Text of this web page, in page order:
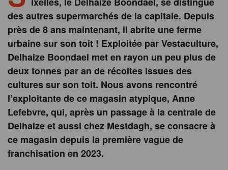
des autres supermarchés de la capitale. Depuis
près de 8 ans maintenant, il abrite une ferme
urbaine sur son toit ! Exploitée par Vestaculture,
Delhaize Boondael met en rayon un peu plus de
deux tonnes par an de récoltes issues des
cultures sur son toit. Nous avons rencontré
l’exploitante de ce magasin atypique, Anne
Lefebvre, qui, après un passage à la centrale de
Delhaize et aussi chez Mestdagh, se consacre à
ce magasin depuis la première vague de
franchisation en 2023.